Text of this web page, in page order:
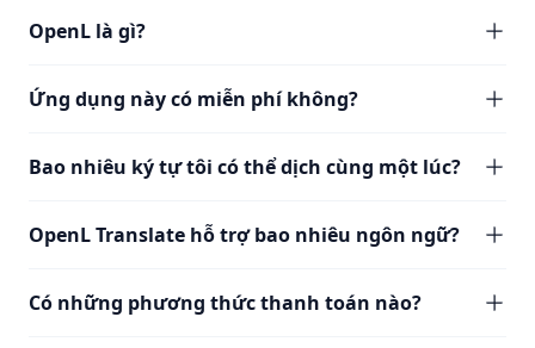
OpenL là gì?
Ứng dụng này có miễn phí không?
Bao nhiêu ký tự tôi có thể dịch cùng một lúc?
OpenL Translate hỗ trợ bao nhiêu ngôn ngữ?
Có những phương thức thanh toán nào?